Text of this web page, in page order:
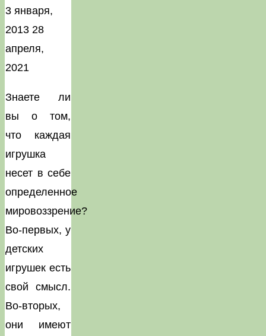
3 января,
201328
апреля,
2021
Знаете ли
вы о том,
что каждая
игрушка
несет в себе
определенное
мировоззрение?
Во-первых, у
детских
игрушек есть
свой смысл.
Во-вторых,
они имеют